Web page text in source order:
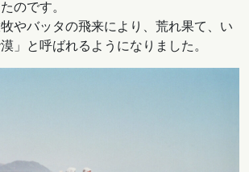
のです。
やバッタの飛来により、荒れ果て、い
」と呼ばれるようになりました。